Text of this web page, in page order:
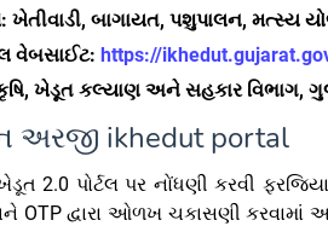
બાગાયત, પશુપાલન, મત્સ્ય
વેબસાઈટ: https://
ખેડૂત કલ્યાણ અને સહકાર વિભાગ,
ikhedut portal
2.0 પોર્ટલ પર નોંધણી કરવી
દ્વારા ઓળખ ચકાસણી કરવામાં